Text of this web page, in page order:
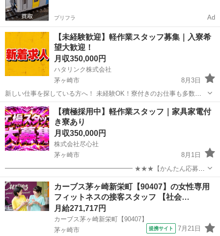
プリフラ Ad
【未経験歓迎】軽作業スタッフ募集｜入寮希
望大歓迎！
月収350,000円
ハタリンク株式会社
茅ヶ崎市
8月3日
新しい仕事を探している方へ！ 未経験OK！寮付きのお仕事も多数！
日払い・週払いも相談可能！ 「すぐ働きたい」 「住む場所も一緒に探
したい」 「今より収入を増やしたい」 そんな方におすすめのお仕事を
ご...
神奈川 茅ヶ崎市 工場 未経験
【積極採用中】軽作業スタッフ｜家具家電付
き寮あり
月収350,000円
株式会社尽心社
茅ヶ崎市
8月1日
━━━━━━━━━━━━━━━━━━━━ ★★★【かんたん応募は
こちら】★★★ ━━━━━━━━━━━━━━━━━━━━ ▼▼ ま
ずはLINEを友だち追加 ▼▼ https://lin.ee/wSdk4Ka ...
神奈川 茅ヶ崎市 工場 未経験
カーブス茅ヶ崎新栄町【90407】の女性専用
フィットネスの接客スタッフ 【社会…
月給271,717円
カーブス茅ヶ崎新栄町【90407】
茅ヶ崎市
提携サイト 7月21日